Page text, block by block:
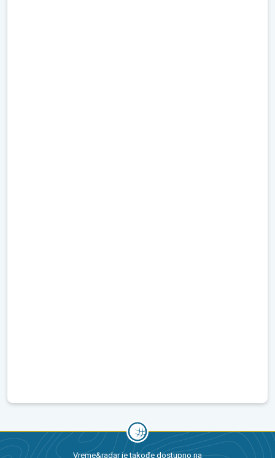
Vreme&radar je takođe dostupno na